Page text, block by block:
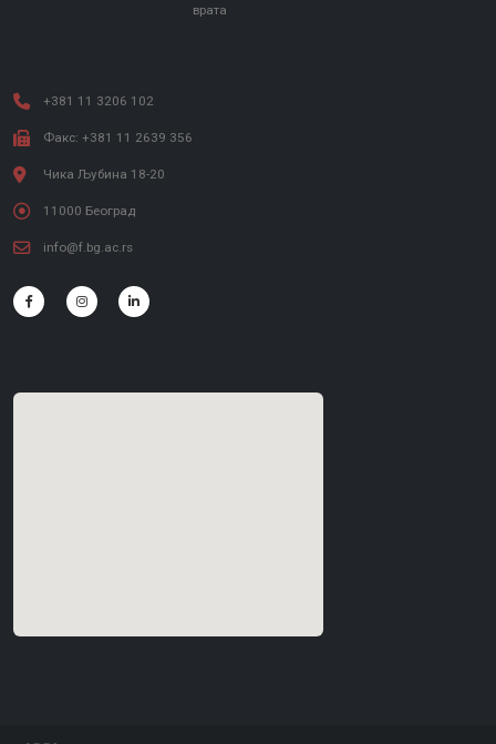
врата
+381 11 3206 102
Факс: +381 11 2639 356
Чика Љубина 18-20
11000 Београд
info@f.bg.ac.rs